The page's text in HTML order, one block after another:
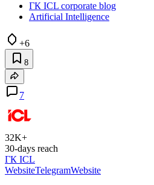
ГК ICL corporate blog
Artificial Intelligence
+6
8
7
32K+
30-days reach
ГК ICL
WebsiteTelegramWebsite